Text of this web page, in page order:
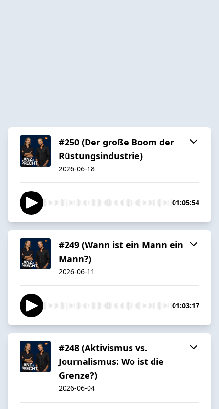
#250 (Der große Boom der
Rüstungsindustrie)
2026-06-18
01:05:54
#249 (Wann ist ein Mann ein
Mann?)
2026-06-11
01:03:17
#248 (Aktivismus vs.
Journalismus: Wo ist die
Grenze?)
2026-06-04